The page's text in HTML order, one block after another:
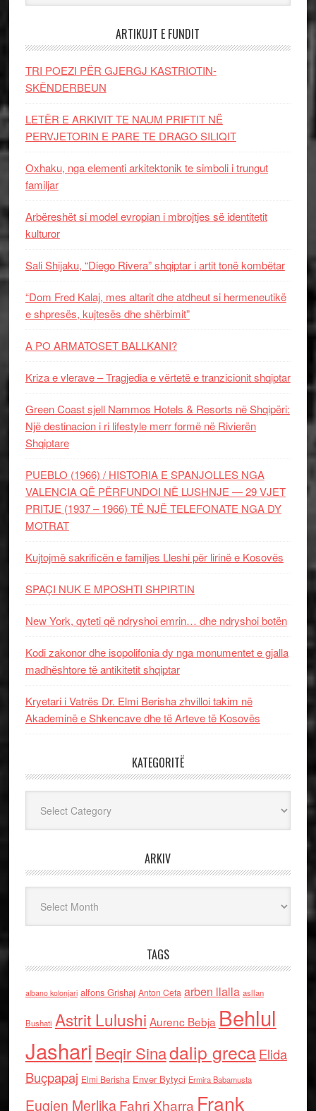
ARTIKUJT E FUNDIT
TRI POEZI PËR GJERGJ KASTRIOTIN-
SKËNDERBEUN
LETËR E ARKIVIT TE NAUM PRIFTIT NË
PERVJETORIN E PARE TE DRAGO SILIQIT
Oxhaku, nga elementi arkitektonik te simboli i trungut
familjar
Arbëreshët si model evropian i mbrojtjes së identitetit
kulturor
Sali Shijaku, “Diego Rivera” shqiptar i artit tonë kombëtar
“Dom Fred Kalaj, mes altarit dhe atdheut si hermeneutikë
e shpresës, kujtesës dhe shërbimit”
A PO ARMATOSET BALLKANI?
Kriza e vlerave – Tragjedia e vërtetë e tranzicionit shqiptar
Green Coast sjell Nammos Hotels & Resorts në Shqipëri:
Një destinacion i ri lifestyle merr formë në Rivierën
Shqiptare
PUEBLO (1966) / HISTORIA E SPANJOLLES NGA
VALENCIA QË PËRFUNDOI NË LUSHNJE — 29 VJET
PRITJE (1937 – 1966) TË NJË TELEFONATE NGA DY
MOTRAT
Kujtojmë sakrificën e familjes Lleshi për lirinë e Kosovës
SPAÇI NUK E MPOSHTI SHPIRTIN
New York, qyteti që ndryshoi emrin… dhe ndryshoi botën
Kodi zakonor dhe isopolifonia dy nga monumentet e gjalla
madhështore të antikitetit shqiptar
Kryetari i Vatrës Dr. Elmi Berisha zhvilloi takim në
Akademinë e Shkencave dhe të Arteve të Kosovës
KATEGORITË
ARKIV
TAGS
albano kolonjari alfons Grishaj Anton Cefa arben llalla asllan
Bushati Astrit Lulushi Aurenc Bebja Behlul
Jashari Beqir Sinadalip grecaElida
Buçpapaj Elmi Berisha Enver Bytyci Ermira Babamusta
Eugjen MerlikaFahri Xharra Frank